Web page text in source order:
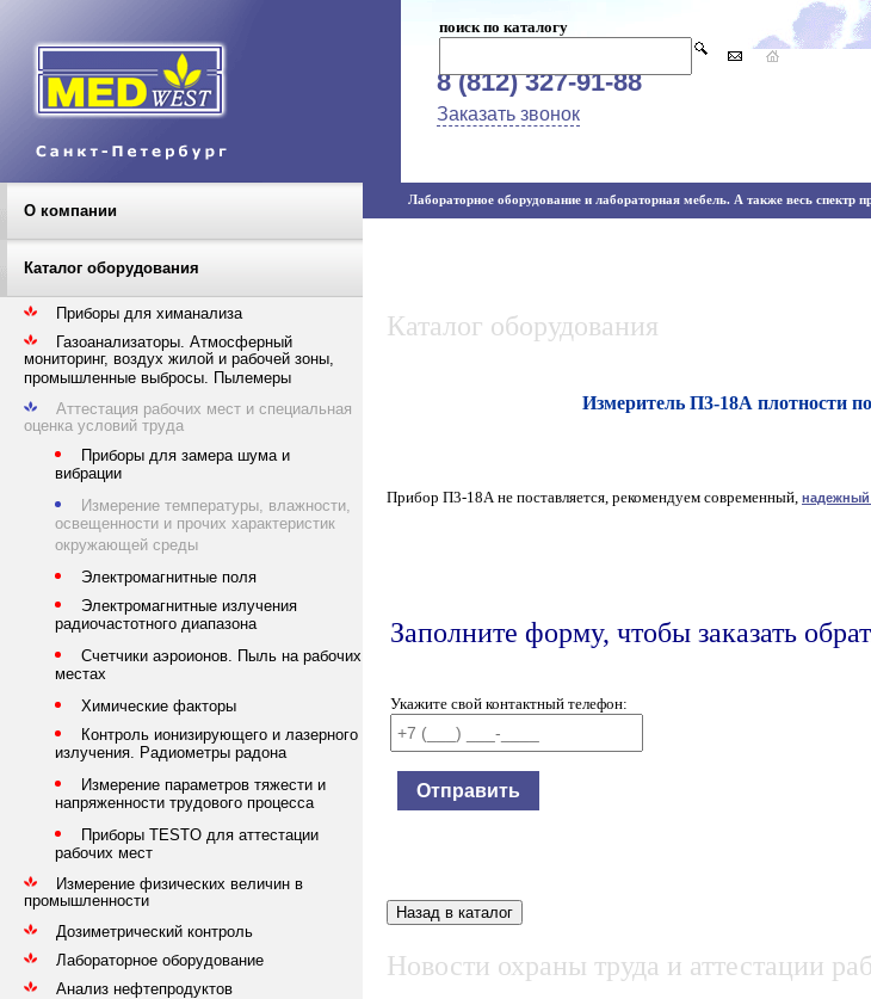
поиск по каталогу
8 (812) 327-91-88
Заказать звонок
О компании
Каталог оборудования
Приборы для химанализа
Газоанализаторы. Атмосферный
мониторинг, воздух жилой и рабочей зоны,
промышленные выбросы. Пылемеры
Аттестация рабочих мест и специальная
оценка условий труда
Приборы для замера шума и
вибрации
Измерение температуры, влажности,
освещенности и прочих характеристик
окружающей среды
Электромагнитные поля
Электромагнитные излучения
радиочастотного диапазона
Счетчики аэроионов. Пыль на рабочих
местах
Химические факторы
Контроль ионизирующего и лазерного
излучения. Радиометры радона
Измерение параметров тяжести и
напряженности трудового процесса
Приборы TESTO для аттестации
рабочих мест
Измерение физических величин в
промышленности
Дозиметрический контроль
Лабораторное оборудование
Анализ нефтепродуктов
Лабораторное оборудование и лабораторная мебель. А также весь спектр
Каталог оборудования
Измеритель П3-18А плотности
Прибор П3-18А не поставляется, рекомендуем современный, надежный
Заполните форму, чтобы заказать
Укажите свой контактный телефон:
Новости охраны труда и аттестации